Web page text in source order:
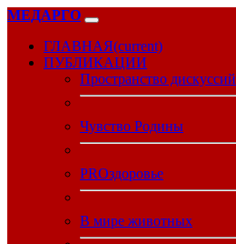
МЕДАРГО
ГЛАВНАЯ(current)
ПУБЛИКАЦИИ
Пространство дискуссий
Чувство Родины
PROздоровье
В мире животных